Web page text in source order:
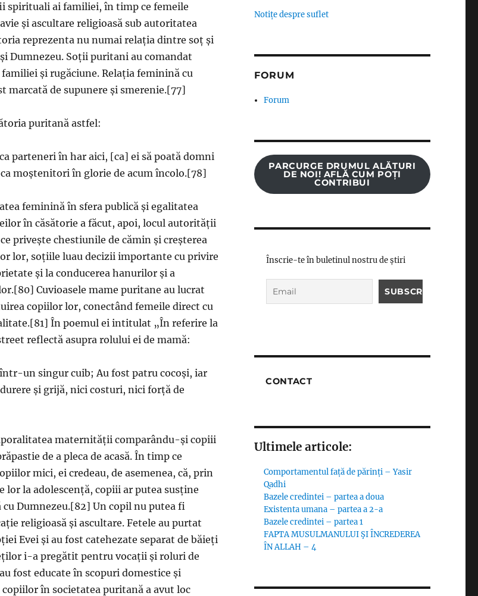
spirituali ai familiei, în timp ce femeile
și ascultare religioasă sub autoritatea
reprezenta nu numai relația dintre soț și
Dumnezeu. Soții puritani au comandat
și rugăciune. Relația feminină cu
marcată de supunere și smerenie.[77]
puritană astfel:
parteneri în har aici, [ca] ei să poată domni
moștenitori în glorie de acum încolo.[78]
feminină în sfera publică și egalitatea
în căsătorie a făcut, apoi, locul autorității
privește chestiunile de cămin și creșterea
lor, soțiile luau decizii importante cu privire
și la conducerea hanurilor și a
Cuvioasele mame puritane au lucrat
copiilor lor, conectând femeile direct cu
În poemul ei intitulat „În referire la
reflectă asupra rolului ei de mamă:
un singur cuib; Au fost patru cocoși, iar
și grijă, nici costuri, nici forță de
maternității comparându-și copiii
de a pleca de acasă. În timp ce
mici, ei credeau, de asemenea, că, prin
lor la adolescență, copiii ar putea susține
Dumnezeu.[82] Un copil nu putea fi
religioasă și ascultare. Fetele au purtat
Evei și au fost catehezate separat de băieți
i-a pregătit pentru vocații și roluri de
fost educate în scopuri domestice și
în societatea puritană a avut loc
Notițe despre suflet
FORUM
Forum
PARCURGE DRUMUL ALĂTURI
DE NOI! AFLĂ CUM POȚI
CONTRIBUI
Înscrie-te în buletinul nostru de știri
CONTACT
Ultimele articole:
Comportamentul față de părinți – Yasir
Qadhi
Bazele credintei – partea a doua
Existenta umana – partea a 2-a
Bazele credintei – partea 1
FAPTA MUSULMANULUI ŞI ÎNCREDEREA
ÎN ALLAH – 4